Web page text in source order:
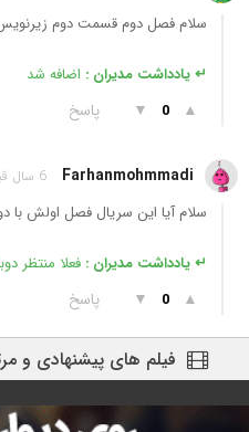
سلام فصل دوم قسمت دوم
↵ یادداشت مدیران : اضافه شد
▲
0
▼ پاسخ
Farhanmohmmadi 6 سال قبل
سلام آیا این سریال فصل اولش با
↵ یادداشت مدیران : فعلا منتظر
▲
0
▼ پاسخ
فیلم های پیشنهادی و